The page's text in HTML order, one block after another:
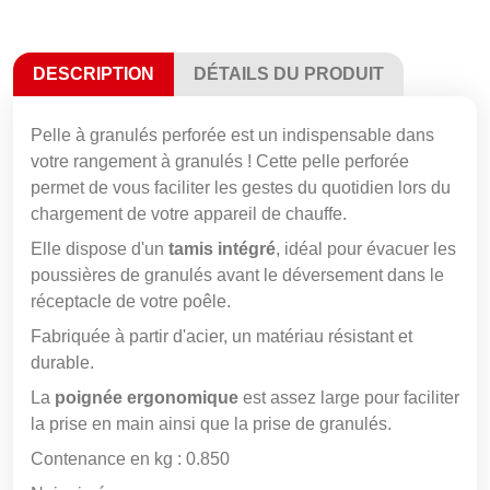
DESCRIPTION DÉTAILS DU PRODUIT
Pelle à granulés perforée est un indispensable dans
votre rangement à granulés ! Cette pelle perforée
permet de vous faciliter les gestes du quotidien lors du
chargement de votre appareil de chauffe.
Elle dispose d'un tamis intégré, idéal pour évacuer les
poussières de granulés avant le déversement dans le
réceptacle de votre poêle.
Fabriquée à partir d'acier, un matériau résistant et
durable.
La poignée ergonomique est assez large pour faciliter
la prise en main ainsi que la prise de granulés.
Contenance en kg : 0.850